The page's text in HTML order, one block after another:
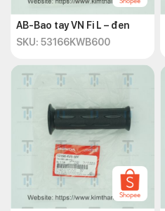
AB-Bao tay VN Fi L – đen
SKU: 53166KWB600